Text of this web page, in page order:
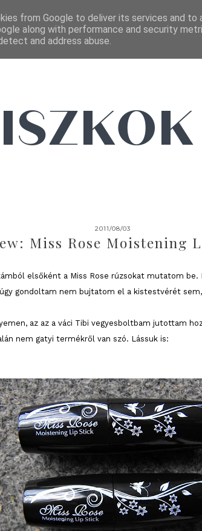
2011/08/03
Miss Rose Moistening
elsőként a Miss Rose rúzsokat mutatom
gondoltam nem bujtatom el a kistestvérét sem,
az az a váci Tibi vegyesboltbam jutottam
nem gatyi termékről van szó. Lássuk is:
from Google to deliver its services and to
along with performance and security
and address abuse.